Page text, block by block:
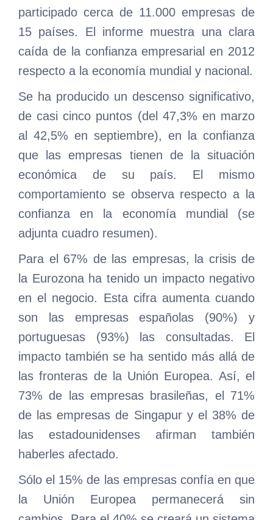
participado cerca de 11.000 empresas de
15 países. El informe muestra una clara
caída de la confianza empresarial en 2012
respecto a la economía mundial y nacional.
Se ha producido un descenso significativo,
de casi cinco puntos (del 47,3% en marzo
al 42,5% en septiembre), en la confianza
que las empresas tienen de la situación
económica de su país. El mismo
comportamiento se observa respecto a la
confianza en la economía mundial (se
adjunta cuadro resumen).
Para el 67% de las empresas, la crisis de
la Eurozona ha tenido un impacto negativo
en el negocio. Esta cifra aumenta cuando
son las empresas españolas (90%) y
portuguesas (93%) las consultadas. El
impacto también se ha sentido más allá de
las fronteras de la Unión Europea. Así, el
73% de las empresas brasileñas, el 71%
de las empresas de Singapur y el 38% de
las estadounidenses afirman también
haberles afectado.
Sólo el 15% de las empresas confía en que
la Unión Europea permanecerá sin